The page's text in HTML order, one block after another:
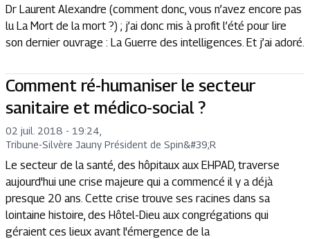
Dr Laurent Alexandre (comment donc, vous n’avez encore pas
lu La Mort de la mort ?) ; j’ai donc mis à profit l’été pour lire
son dernier ouvrage : La Guerre des intelligences. Et j’ai adoré.
Comment ré-humaniser le secteur
sanitaire et médico-social ?
02 juil. 2018 - 19:24
Tribune-Silvère Jauny Président de Spin&#39;R
Le secteur de la santé, des hôpitaux aux EHPAD, traverse
aujourd'hui une crise majeure qui a commencé il y a déjà
presque 20 ans. Cette crise trouve ses racines dans sa
lointaine histoire, des Hôtel-Dieu aux congrégations qui
géraient ces lieux avant l'émergence de la